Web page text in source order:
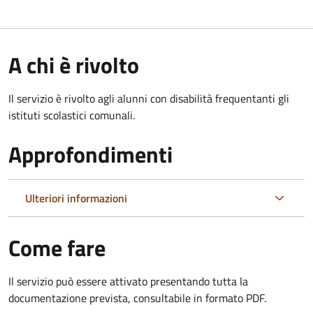
A chi è rivolto
Il servizio è rivolto agli alunni con disabilità frequentanti gli
istituti scolastici comunali.
Approfondimenti
Ulteriori informazioni
Come fare
Il servizio può essere attivato presentando tutta la
documentazione prevista, consultabile in formato PDF.